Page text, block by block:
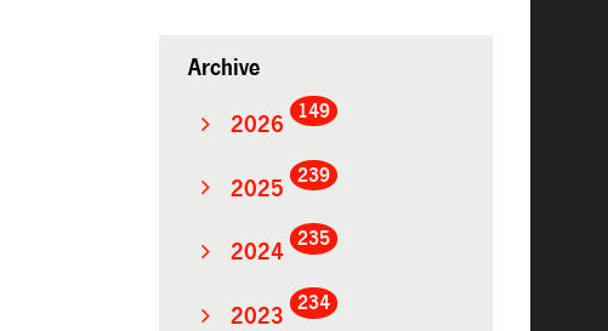
Archive
2026
149
2025
239
2024
235
2023
234